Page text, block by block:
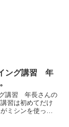
ング講習 年
講習 年長さんの
習は初めてだけ
ミシンを使って